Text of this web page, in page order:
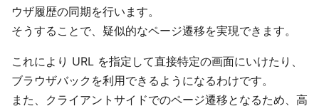
ウザ履歴の同期を行います。
そうすることで、疑似的なページ遷移を実現できます。
これにより URL を指定して直接特定の画面にいけたり、
ブラウザバックを利用できるようになるわけです。
また、クライアントサイドでのページ遷移となるため、高